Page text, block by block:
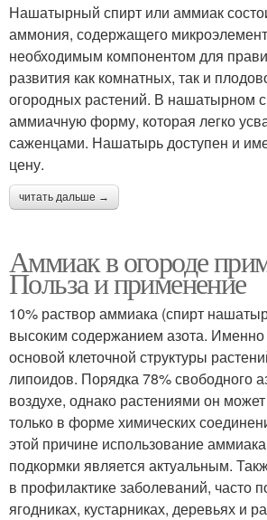
Нашатырный спирт или аммиак
аммония, содержащего
необходимым компонентом для
развития как комнатных, так и
огородных растений. В нашатырном
аммиачную форму, которая легко
саженцами. Нашатырь доступен и
цену.
читать дальше →
Аммиак в огороде
Польза и применение
10% раствор аммиака (спирт
высоким содержанием азота. Именно
основой клеточной структуры
липоидов. Порядка 78% свободного
воздухе, однако растениями он
только в форме химических
этой причине использование
подкормки является актуальным.
в профилактике заболеваний, часто
ягодниках, кустарниках, деревьях и